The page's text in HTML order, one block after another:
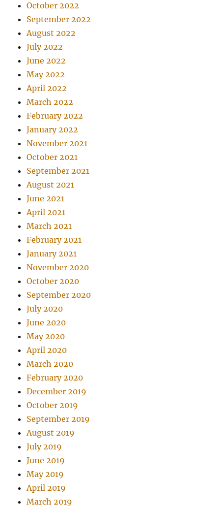
October 2022
September 2022
August 2022
July 2022
June 2022
May 2022
April 2022
March 2022
February 2022
January 2022
November 2021
October 2021
September 2021
August 2021
June 2021
April 2021
March 2021
February 2021
January 2021
November 2020
October 2020
September 2020
July 2020
June 2020
May 2020
April 2020
March 2020
February 2020
December 2019
October 2019
September 2019
August 2019
July 2019
June 2019
May 2019
April 2019
March 2019